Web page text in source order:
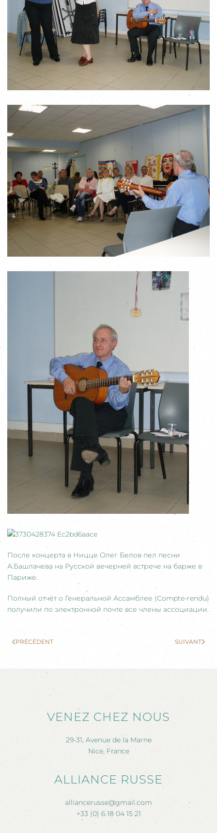
После концерта в Ницце Олег Белов пел песни
А.Башлачева на Русской вечерней встрече на барже в
Париже.
Полный отчёт о Генеральной Ассамблее (Compte-rendu)
получили по электронной почте все члены ассоциации.
PRÉCÉDENT SUIVANT
VENEZ CHEZ NOUS
29-31, Avenue de la Marne
Nice, France
ALLIANCE RUSSE
alliancerusse@gmail.com
+33 (0) 6 18 04 15 21